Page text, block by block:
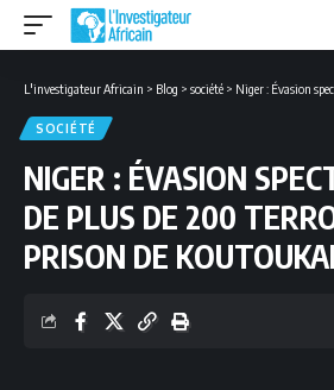
L'investigateur Africain > Blog > société > Niger : Évasion
SOCIÉTÉ
NIGER : ÉVASION
DE PLUS DE 200
PRISON DE